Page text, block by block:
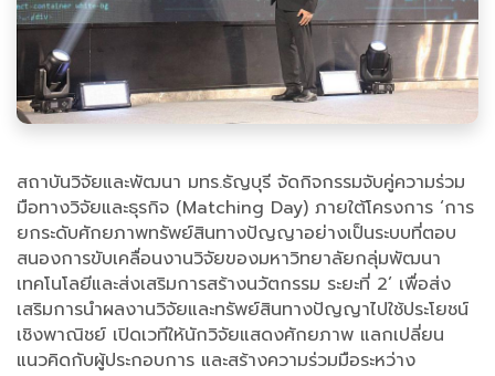
สถาบันวิจัยและพัฒนา มทร.ธัญบุรี จัดกิจกรรมจับคู่ความร่วม
มือทางวิจัยและธุรกิจ (Matching Day) ภายใต้โครงการ ‘การ
ยกระดับศักยภาพทรัพย์สินทางปัญญาอย่างเป็นระบบที่ตอบ
สนองการขับเคลื่อนงานวิจัยของมหาวิทยาลัยกลุ่มพัฒนา
เทคโนโลยีและส่งเสริมการสร้างนวัตกรรม ระยะที่ 2’ เพื่อส่ง
เสริมการนำผลงานวิจัยและทรัพย์สินทางปัญญาไปใช้ประโยชน์
เชิงพาณิชย์ เปิดเวทีให้นักวิจัยแสดงศักยภาพ แลกเปลี่ยน
แนวคิดกับผู้ประกอบการ และสร้างความร่วมมือระหว่าง